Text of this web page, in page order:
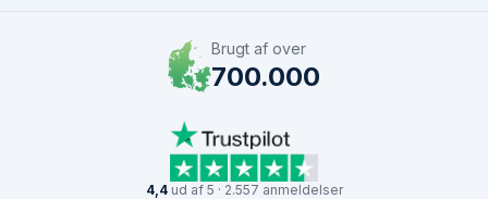
Brugt af over
700.000
4,4ud af 5 · 2.557 anmeldelser